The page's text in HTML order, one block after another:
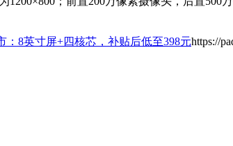
：8英寸屏+四核芯，补贴后低至398元https://